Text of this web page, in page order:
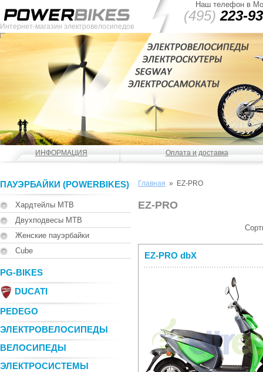
Интернет-магазин электровелосипедов
Наш телефон в
(495) 223-
ИНФОРМАЦИЯ Оплата и доставка
ПАУЭРБАЙКИ (POWERBIKES)
Хардтейлы MTB
Двухподвесы MTB
Женские пауэрбайки
Cube
PG-BIKES
DUCATI
PEDEGO
ЭЛЕКТРОВЕЛОСИПЕДЫ
ВЕЛОСИПЕДЫ
ЭЛЕКТРОСИСТЕМЫ
Главная » EZ-PRO
EZ-PRO
EZ-PRO dbX